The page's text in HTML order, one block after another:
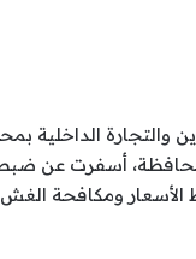
والتجارة الداخلية
ومكافحة